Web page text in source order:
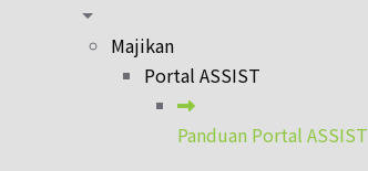
Majikan
Portal ASSIST
Panduan Portal ASSIST